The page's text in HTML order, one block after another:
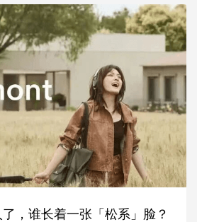
，谁长着一张「松系」脸？